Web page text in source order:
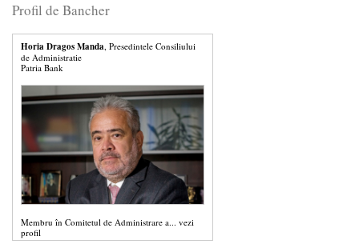
Profil de Bancher
Horia Dragos Manda, Presedintele Consiliului
de Administratie
Patria Bank
Membru în Comitetul de Administrare a... vezi
profil